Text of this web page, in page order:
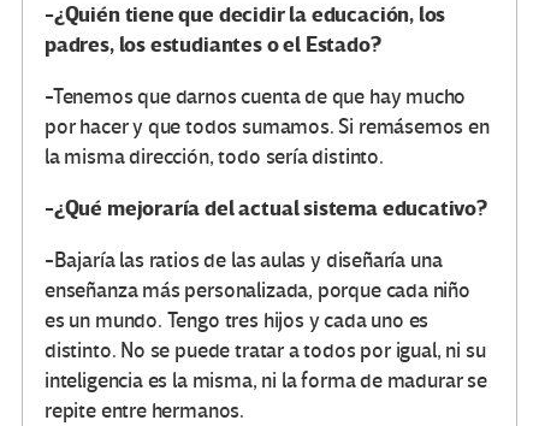
-¿Quién tiene que decidir la educación, los
padres, los estudiantes o el Estado?
-Tenemos que darnos cuenta de que hay mucho
por hacer y que todos sumamos. Si remásemos en
la misma dirección, todo sería distinto.
-¿Qué mejoraría del actual sistema educativo?
-Bajaría las ratios de las aulas y diseñaría una
enseñanza más personalizada, porque cada niño
es un mundo. Tengo tres hijos y cada uno es
distinto. No se puede tratar a todos por igual, ni su
inteligencia es la misma, ni la forma de madurar se
repite entre hermanos.